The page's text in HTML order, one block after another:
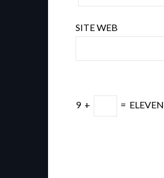
SITE WEB
9 + = ELEVEN